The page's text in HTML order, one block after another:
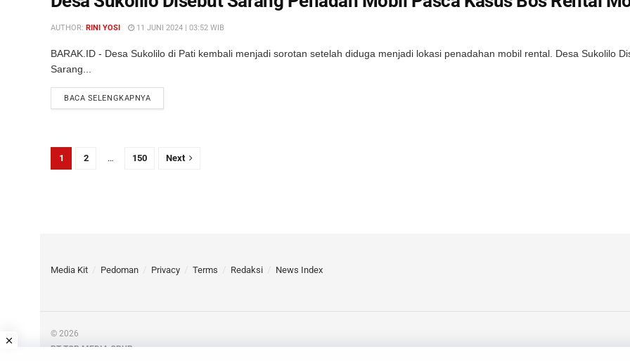
AUTHOR: RINI YOSI 11 JUNI 2024 | 03:52 WIB
BARAK.ID - Desa Sukolilo di Pati kembali menjadi sorotan setelah diduga menjadi lokasi penadahan mobil rental. Desa Sukolilo
Sarang...
BACA SELENGKAPNYADETAILS
1 2 … 150 Next
Media Kit Pedoman Privacy Terms Redaksi News Index
© 2026
PT TOP MEDIA GRUP